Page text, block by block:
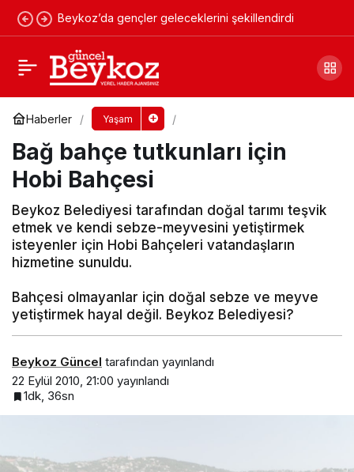
Beykoz’da gençler geleceklerini şekillendirdi
Haberler Yaşam
Bağ bahçe tutkunları için
Hobi Bahçesi
Beykoz Belediyesi tarafından doğal tarımı teşvik
etmek ve kendi sebze-meyvesini yetiştirmek
isteyenler için Hobi Bahçeleri vatandaşların
hizmetine sunuldu.
Bahçesi olmayanlar için doğal sebze ve meyve
yetiştirmek hayal değil. Beykoz Belediyesi?
Beykoz Güncel tarafından yayınlandı
22 Eylül 2010, 21:00 yayınlandı
1dk, 36sn
Karakulak Suyu bakım karşılığı kiralanacak
Yorum Yap Paylaş